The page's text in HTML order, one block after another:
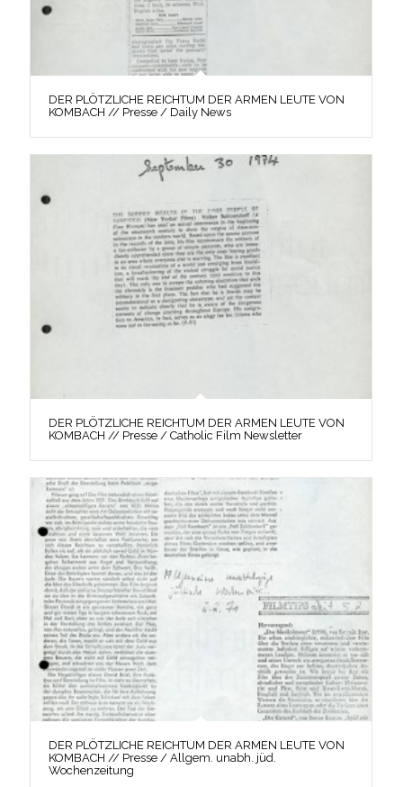
DER PLÖTZLICHE REICHTUM DER ARMEN LEUTE VON
KOMBACH // Presse / Daily News
DER PLÖTZLICHE REICHTUM DER ARMEN LEUTE VON
KOMBACH // Presse / Catholic Film Newsletter
DER PLÖTZLICHE REICHTUM DER ARMEN LEUTE VON
KOMBACH // Presse / Allgem. unabh. jüd.
Wochenzeitung